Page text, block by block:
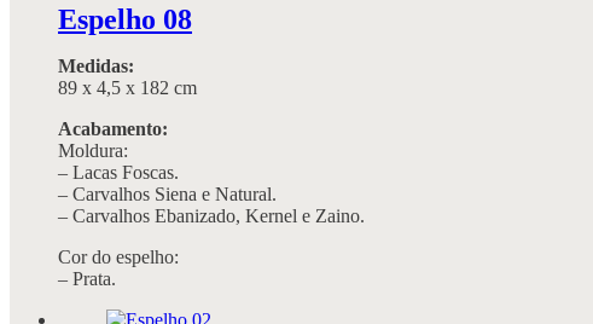
Espelho 08
Medidas:
89 x 4,5 x 182 cm
Acabamento:
Moldura:
– Lacas Foscas.
– Carvalhos Siena e Natural.
– Carvalhos Ebanizado, Kernel e Zaino.
Cor do espelho:
– Prata.